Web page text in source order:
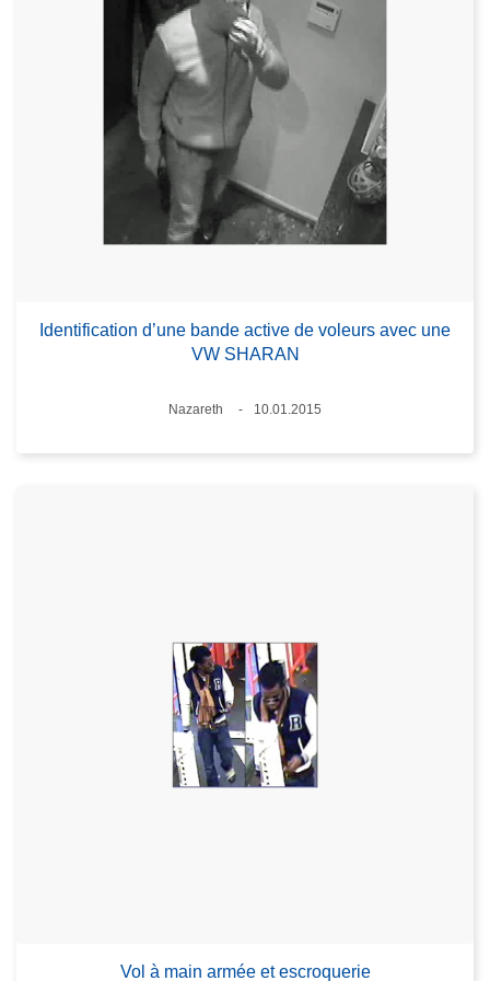
Identification d’une bande active de voleurs avec une
VW SHARAN
Standort
Nazareth
10.01.2015
Vol à main armée et escroquerie